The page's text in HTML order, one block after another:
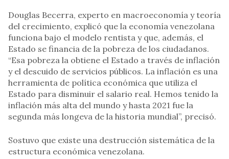
Douglas Becerra, experto en macroeconomía y teoría
del crecimiento, explicó que la economía venezolana
funciona bajo el modelo rentista y que, además, el
Estado se financia de la pobreza de los ciudadanos.
“Esa pobreza la obtiene el Estado a través de inflación
y el descuido de servicios públicos. La inflación es una
herramienta de política económica que utiliza el
Estado para disminuir el salario real. Hemos tenido la
inflación más alta del mundo y hasta 2021 fue la
segunda más longeva de la historia mundial”, precisó.
Sostuvo que existe una destrucción sistemática de la
estructura económica venezolana.